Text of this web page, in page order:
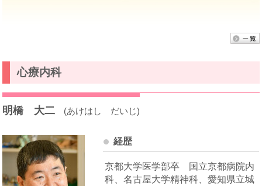
心療内科
明橋 大二 (あけはし だいじ)
経歴
京都大学医学部卒 国立京都病院内
科、名古屋大学精神科、愛知県立城